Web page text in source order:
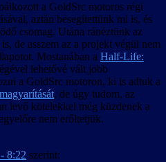
a GoldSrc motoros régi
aztán besegítettünk mi is, és
csomag. Utána ránéztünk az
de asszem az a projekt végül nem
Mostanában a Half-Life:
lehetővé vált jobb
a GoldSrc motoron, ki is adtuk a
magyarítását, de úgy tudom, az
levő kötelekkel még küzdenek a
nem erőltetjük.
8:22 szerint: